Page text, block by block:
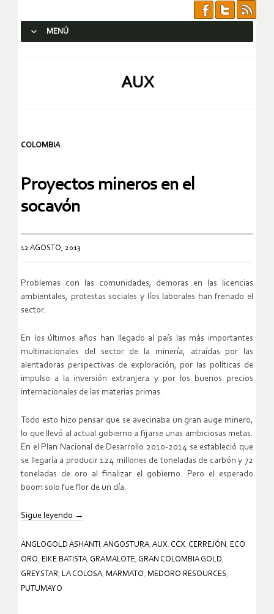
MENÚ
AUX
COLOMBIA
Proyectos mineros en el
socavón
12 AGOSTO, 2013
Problemas con las comunidades, demoras en las licencias
ambientales, protestas sociales y líos laborales han frenado el
sector.
En los últimos años han llegado al país las más importantes
multinacionales del sector de la minería, atraídas por las
alentadoras perspectivas de exploración, por las políticas de
impulso a la inversión extranjera y por los buenos precios
internacionales de las materias primas.
Todo esto hizo pensar que se avecinaba un gran auge minero,
lo que llevó al actual gobierno a fijarse unas ambiciosas metas.
En el Plan Nacional de Desarrollo 2010-2014 se estableció que
se llegaría a producir 124 millones de toneladas de carbón y 72
toneladas de oro al finalizar el gobierno. Pero el esperado
boom solo fue flor de un día.
Sigue leyendo →
ANGLOGOLD ASHANTI , ANGOSTURA, AUX, CCX, CERREJÓN , ECO
ORO, EIKE BATISTA, GRAMALOTE, GRAN COLOMBIA GOLD,
GREYSTAR, LA COLOSA, MARMATO, MEDORO RESOURCES,
PUTUMAYO